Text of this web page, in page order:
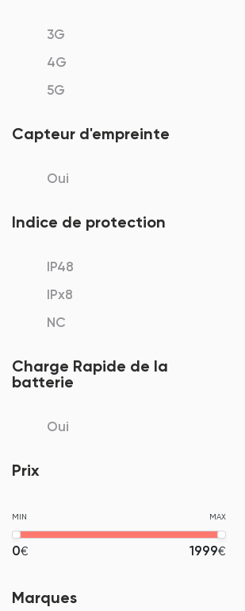
3G
4G
5G
Capteur d'empreinte
Oui
Indice de protection
IP48
IPx8
NC
Charge Rapide de la
batterie
Oui
Prix
MIN MAX
0€ 1999€
Marques